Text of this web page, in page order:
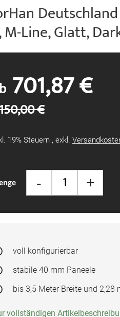
M-Line, Glatt,
- +
701,87 €
€
19% Steuern , exkl.
voll konfigurierbar
stabile 40 mm Paneele
bis 3,5 Meter Breite und 2,28
vollständigen